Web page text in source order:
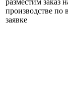
производстве по
заявке